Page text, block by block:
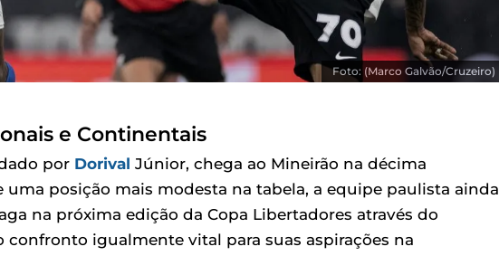
Foto: (Marco Galvão/Cruzeiro)
e Continentais
por Dorival Júnior, chega ao Mineirão na décima
uma posição mais modesta na tabela, a equipe paulista ainda
na próxima edição da Copa Libertadores através do
confronto igualmente vital para suas aspirações na